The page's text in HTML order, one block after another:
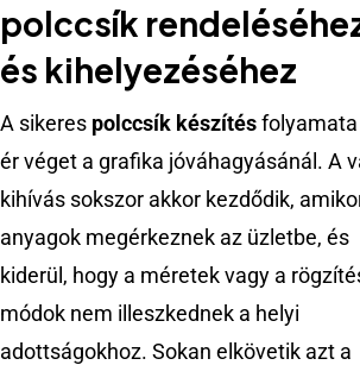
polccsík
és kihelyezéséhez
A sikeres polccsík készítés
ér véget a grafika jóváhagyásánál. A
kihívás sokszor akkor kezdődik,
anyagok megérkeznek az üzletbe, és
kiderül, hogy a méretek vagy a
módok nem illeszkednek a helyi
adottságokhoz. Sokan elkövetik azt a